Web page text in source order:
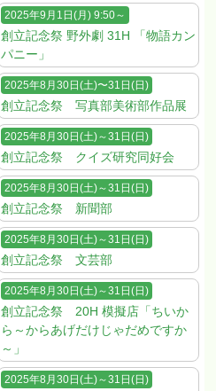
2025年9月1日(月) 9:50～
創立記念祭 野外劇 31H 「物語カン
パニー」
2025年8月30日(土)〜31日(日)
創立記念祭 写真部美術部作品展
2025年8月30日(土)～31日(日)
創立記念祭 クイズ研究同好会
2025年8月30日(土)～31日(日)
創立記念祭 新聞部
2025年8月30日(土)～31日(日)
創立記念祭 文芸部
2025年8月30日(土)～31日(日)
創立記念祭 20H 模擬店「ちいか
ら～からあげだけじゃだめですか
～」
2025年8月30日(土)～31日(日)